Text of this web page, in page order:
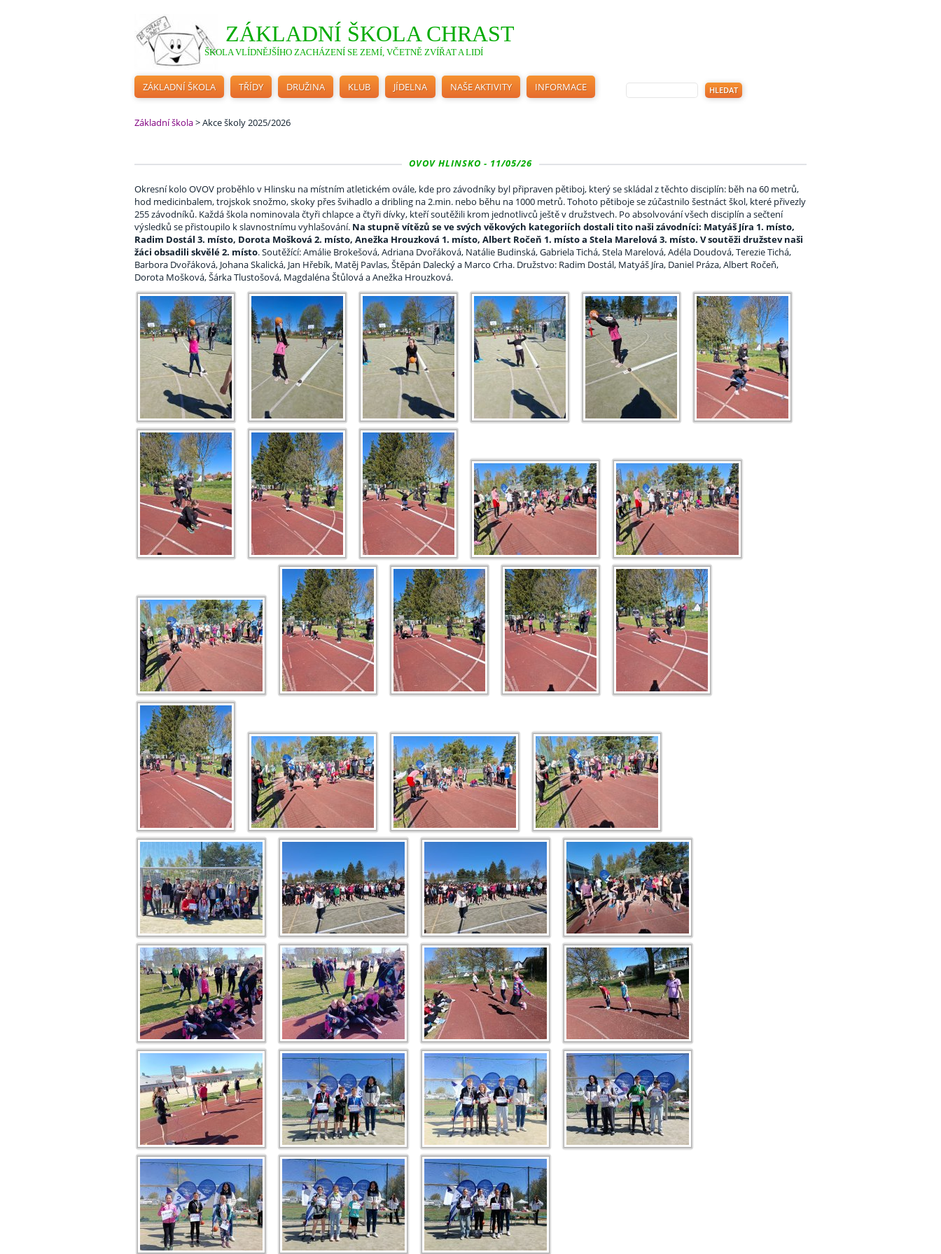
ZÁKLADNÍ ŠKOLA CHRAST
ŠKOLA VLÍDNĚJŠÍHO ZACHÁZENÍ SE ZEMÍ, VČETNĚ ZVÍŘAT A LIDÍ
ZÁKLADNÍ ŠKOLA TŘÍDY DRUŽINA KLUB JÍDELNA NAŠE AKTIVITY INFORMACE
Základní škola>Akce školy 2025/2026
OVOV HLINSKO - 11/05/26
Okresní kolo OVOV proběhlo v Hlinsku na místním atletickém ovále, kde pro závodníky byl připraven pětiboj, který se skládal z těchto disciplín: běh na 60 metrů,
hod medicinbalem, trojskok snožmo, skoky přes švihadlo a dribling na 2.min. nebo běhu na 1000 metrů. Tohoto pětiboje se zúčastnilo šestnáct škol, které přivezly
255 závodníků. Každá škola nominovala čtyři chlapce a čtyři dívky, kteří soutěžili krom jednotlivců ještě v družstvech. Po absolvování všech disciplín a sečtení
výsledků se přistoupilo k slavnostnímu vyhlašování. Na stupně vítězů se ve svých věkových kategoriích dostali tito naši závodníci: Matyáš Jíra 1. místo,
Radim Dostál 3. místo, Dorota Mošková 2. místo, Anežka Hrouzková 1. místo, Albert Ročeň 1. místo a Stela Marelová 3. místo. V soutěži družstev naši
žáci obsadili skvělé 2. místo. Soutěžící: Amálie Brokešová, Adriana Dvořáková, Natálie Budinská, Gabriela Tichá, Stela Marelová, Adéla Doudová, Terezie Tichá,
Barbora Dvořáková, Johana Skalická, Jan Hřebík, Matěj Pavlas, Štěpán Dalecký a Marco Crha. Družstvo: Radim Dostál, Matyáš Jíra, Daniel Práza, Albert Ročeň,
Dorota Mošková, Šárka Tlustošová, Magdaléna Štůlová a Anežka Hrouzková.